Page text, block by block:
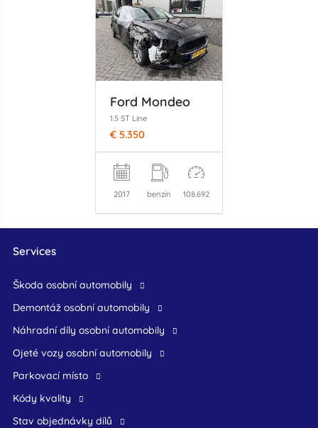
Ford Mondeo
1.5 ST Line
€ 5.350
2017 benzín 108.692
Services
škoda osobní automobily
demontáž osobní automobily
náhradní díly osobní automobily
ojeté vozy osobní automobily
Parkovací místo
Kódy kvality
Stav objednávky dílů